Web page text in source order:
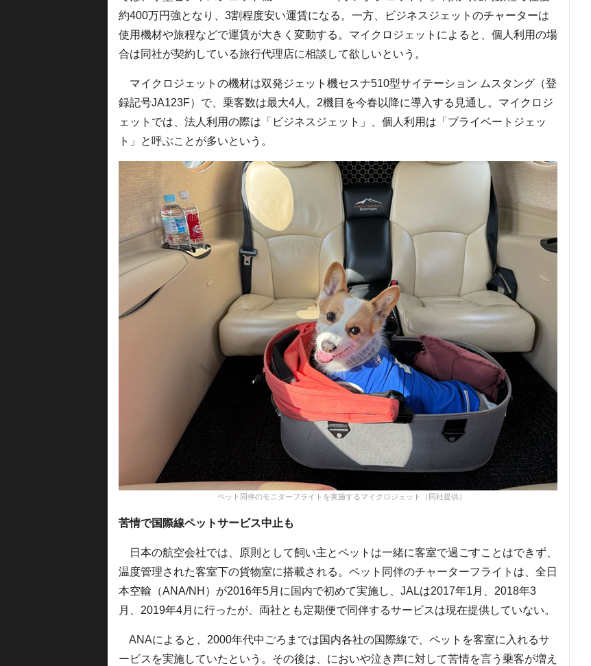
約400万円強となり、3割程度安い運賃になる。一方、ビジネスジェットのチャーターは
使用機材や旅程などで運賃が大きく変動する。マイクロジェットによると、個人利用の場
合は同社が契約している旅行代理店に相談して欲しいという。
マイクロジェットの機材は双発ジェット機セスナ510型サイテーション ムスタング（登
録記号JA123F）で、乗客数は最大4人。2機目を今春以降に導入する見通し。マイクロジ
ェットでは、法人利用の際は「ビジネスジェット」、個人利用は「プライベートジェッ
ト」と呼ぶことが多いという。
ペット同伴のモニターフライトを実施するマイクロジェット（同社提供）
苦情で国際線ペットサービス中止も
日本の航空会社では、原則として飼い主とペットは一緒に客室で過ごすことはできず、
温度管理された客室下の貨物室に搭載される。ペット同伴のチャーターフライトは、全日
本空輸（ANA/NH）が2016年5月に国内で初めて実施し、JALは2017年1月、2018年3
月、2019年4月に行ったが、両社とも定期便で同伴するサービスは現在提供していない。
ANAによると、2000年代中ごろまでは国内各社の国際線で、ペットを客室に入れるサ
ービスを実施していたという。その後は、においや泣き声に対して苦情を言う乗客が増え